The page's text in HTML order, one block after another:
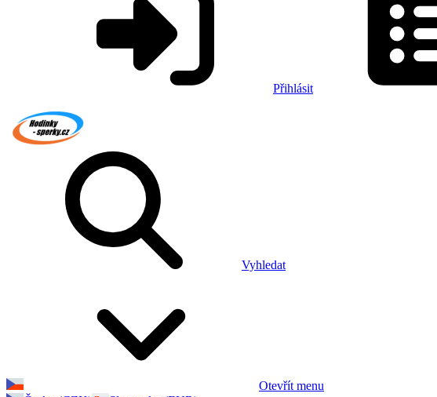
Přihlásit
Vyhledat
Otevřít menu